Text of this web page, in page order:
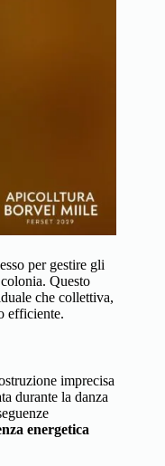
per gestire gli
Questo
che collettiva,
efficiente.
imprecisa
durante la danza
energetica